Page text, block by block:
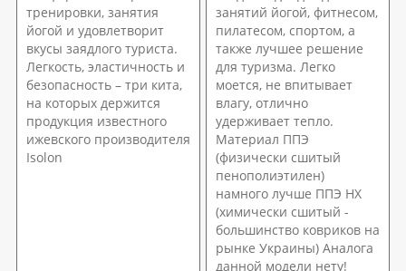
тренировки, занятия
йогой и удовлетворит
вкусы заядлого туриста.
Легкость, эластичность и
безопасность – три кита,
на которых держится
продукция известного
ижевского производителя
Isolon
занятий йогой, фитнесом,
пилатесом, спортом, а
также лучшее решение
для туризма. Легко
моется, не впитывает
влагу, отлично
удерживает тепло.
Материал ППЭ
(физически сшитый
пенополиэтилен)
намного лучше ППЭ НХ
(химически сшитый -
большинство ковриков на
рынке Украины) Аналога
данной модели нету!